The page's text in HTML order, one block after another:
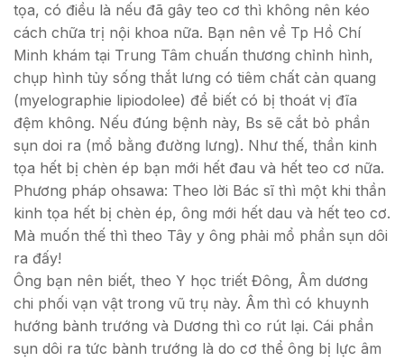
tọa, có điều là nếu đã gây teo cơ thì không nên kéo
cách chữa trị nội khoa nữa. Bạn nên về Tp Hồ Chí
Minh khám tại Trung Tâm chuấn thương chỉnh hình,
chụp hình tủy sống thắt lưng có tiêm chất cản quang
(myelographie lipiodolee) để biết có bị thoát vị đĩa
đệm không. Nếu đúng bệnh này, Bs sẽ cắt bỏ phần
sụn doi ra (mổ bằng đường lưng). Như thế, thần kinh
tọa hết bị chèn ép bạn mới hết đau và hết teo cơ nữa.
Phương pháp ohsawa: Theo lời Bác sĩ thì một khi thần
kinh tọa hết bị chèn ép, ông mới hết dau và hết teo cơ.
Mà muốn thế thì theo Tây y ông phải mổ phần sụn dôi
ra đấy!
Ông bạn nên biết, theo Y học triết Đông, Âm dương
chi phối vạn vật trong vũ trụ này. Âm thì có khuynh
hướng bành trướng và Dương thì co rút lại. Cái phần
sụn dôi ra tức bành trướng là do cơ thể ông bị lực âm